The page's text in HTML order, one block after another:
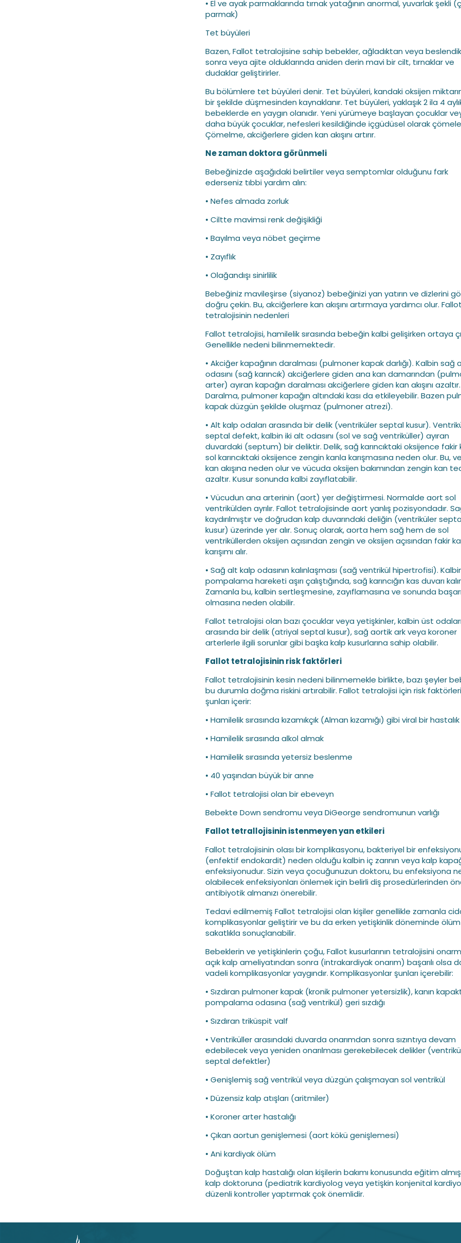
• El ve ayak parmaklarında tırnak yatağının anormal, yuvarlak şekli
parmak)
Tet büyüleri
Bazen, Fallot tetralojisine sahip bebekler, ağladıktan veya
sonra veya ajite olduklarında aniden derin mavi bir cilt, tırnaklar ve
dudaklar geliştirirler.
Bu bölümlere tet büyüleri denir. Tet büyüleri, kandaki oksijen
bir şekilde düşmesinden kaynaklanır. Tet büyüleri, yaklaşık 2 ila 4
bebeklerde en yaygın olanıdır. Yeni yürümeye başlayan çocuklar
daha büyük çocuklar, nefesleri kesildiğinde içgüdüsel olarak
Çömelme, akciğerlere giden kan akışını artırır.
Ne zaman doktora görünmeli
Bebeğinizde aşağıdaki belirtiler veya semptomlar olduğunu fark
ederseniz tıbbi yardım alın:
• Nefes almada zorluk
• Ciltte mavimsi renk değişikliği
• Bayılma veya nöbet geçirme
• Zayıflık
• Olağandışı sinirlilik
Bebeğiniz mavileşirse (siyanoz) bebeğinizi yan yatırın ve dizlerini
doğru çekin. Bu, akciğerlere kan akışını artırmaya yardımcı olur. Fallot
tetralojisinin nedenleri
Fallot tetralojisi, hamilelik sırasında bebeğin kalbi gelişirken ortaya
Genellikle nedeni bilinmemektedir.
• Akciğer kapağının daralması (pulmoner kapak darlığı). Kalbin sağ
odasını (sağ karıncık) akciğerlere giden ana kan damarından
arter) ayıran kapağın daralması akciğerlere giden kan akışını azaltır.
Daralma, pulmoner kapağın altındaki kası da etkileyebilir. Bazen
kapak düzgün şekilde oluşmaz (pulmoner atrezi).
• Alt kalp odaları arasında bir delik (ventriküler septal kusur).
septal defekt, kalbin iki alt odasını (sol ve sağ ventriküller) ayıran
duvardaki (septum) bir deliktir. Delik, sağ karıncıktaki oksijence fakir
sol karıncıktaki oksijence zengin kanla karışmasına neden olur. Bu,
kan akışına neden olur ve vücuda oksijen bakımından zengin kan
azaltır. Kusur sonunda kalbi zayıflatabilir.
• Vücudun ana arterinin (aort) yer değiştirmesi. Normalde aort sol
ventrikülden ayrılır. Fallot tetralojisinde aort yanlış pozisyondadır.
kaydırılmıştır ve doğrudan kalp duvarındaki deliğin (ventriküler
kusur) üzerinde yer alır. Sonuç olarak, aorta hem sağ hem de sol
ventriküllerden oksijen açısından zengin ve oksijen açısından fakir
karışımı alır.
• Sağ alt kalp odasının kalınlaşması (sağ ventrikül hipertrofisi).
pompalama hareketi aşırı çalıştığında, sağ karıncığın kas duvarı
Zamanla bu, kalbin sertleşmesine, zayıflamasına ve sonunda
olmasına neden olabilir.
Fallot tetralojisi olan bazı çocuklar veya yetişkinler, kalbin üst
arasında bir delik (atriyal septal kusur), sağ aortik ark veya koroner
arterlerle ilgili sorunlar gibi başka kalp kusurlarına sahip olabilir.
Fallot tetralojisinin risk faktörleri
Fallot tetralojisinin kesin nedeni bilinmemekle birlikte, bazı şeyler
bu durumla doğma riskini artırabilir. Fallot tetralojisi için risk faktörleri
şunları içerir:
• Hamilelik sırasında kızamıkçık (Alman kızamığı) gibi viral bir hastalık
• Hamilelik sırasında alkol almak
• Hamilelik sırasında yetersiz beslenme
• 40 yaşından büyük bir anne
• Fallot tetralojisi olan bir ebeveyn
Bebekte Down sendromu veya DiGeorge sendromunun varlığı
Fallot tetrallojisinin istenmeyen yan etkileri
Fallot tetralojisinin olası bir komplikasyonu, bakteriyel bir
(enfektif endokardit) neden olduğu kalbin iç zarının veya kalp
enfeksiyonudur. Sizin veya çocuğunuzun doktoru, bu enfeksiyona
olabilecek enfeksiyonları önlemek için belirli diş prosedürlerinden
antibiyotik almanızı önerebilir.
Tedavi edilmemiş Fallot tetralojisi olan kişiler genellikle zamanla
komplikasyonlar geliştirir ve bu da erken yetişkinlik döneminde
sakatlıkla sonuçlanabilir.
Bebeklerin ve yetişkinlerin çoğu, Fallot kusurlarının tetralojisini
açık kalp ameliyatından sonra (intrakardiyak onarım) başarılı olsa
vadeli komplikasyonlar yaygındır. Komplikasyonlar şunları içerebilir:
• Sızdıran pulmoner kapak (kronik pulmoner yetersizlik), kanın
pompalama odasına (sağ ventrikül) geri sızdığı
• Sızdıran triküspit valf
• Ventriküller arasındaki duvarda onarımdan sonra sızıntıya devam
edebilecek veya yeniden onarılması gerekebilecek delikler
septal defektler)
• Genişlemiş sağ ventrikül veya düzgün çalışmayan sol ventrikül
• Düzensiz kalp atışları (aritmiler)
• Koroner arter hastalığı
• Çıkan aortun genişlemesi (aort kökü genişlemesi)
• Ani kardiyak ölüm
Doğuştan kalp hastalığı olan kişilerin bakımı konusunda eğitim
kalp doktoruna (pediatrik kardiyolog veya yetişkin konjenital
düzenli kontroller yaptırmak çok önemlidir.